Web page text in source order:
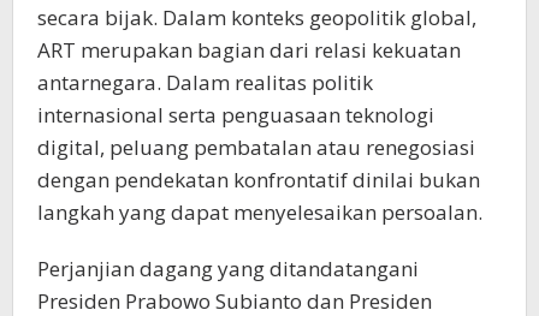
secara bijak. Dalam konteks geopolitik global,
ART merupakan bagian dari relasi kekuatan
antarnegara. Dalam realitas politik
internasional serta penguasaan teknologi
digital, peluang pembatalan atau renegosiasi
dengan pendekatan konfrontatif dinilai bukan
langkah yang dapat menyelesaikan persoalan.
Perjanjian dagang yang ditandatangani
Presiden Prabowo Subianto dan Presiden